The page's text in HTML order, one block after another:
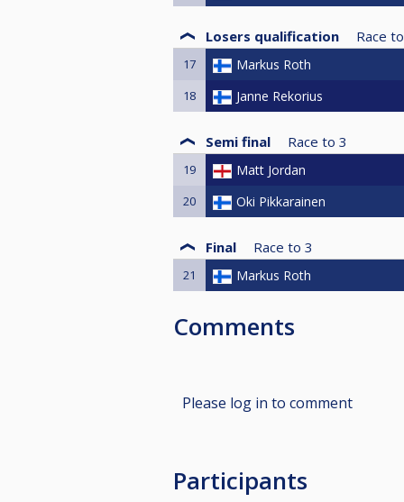
Losers qualification Race to
17 Markus Roth
18 Janne Rekorius
Semi final Race to 3
19 Matt Jordan
20 Oki Pikkarainen
Final Race to 3
21 Markus Roth
Comments
Please log in to comment
Participants